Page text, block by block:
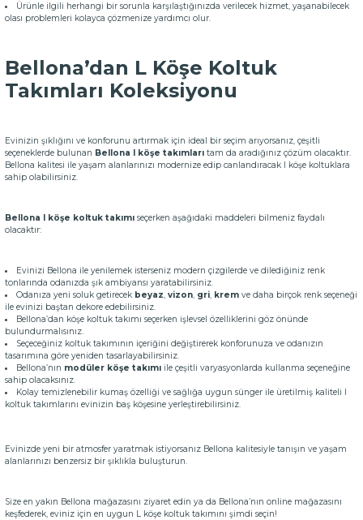
Ürünle ilgili herhangi bir sorunla karşılaştığınızda verilecek hizmet, yaşanabilecek
olası problemleri kolayca çözmenize yardımcı olur.
Bellona’dan L Köşe Koltuk
Takımları Koleksiyonu
Evinizin şıklığını ve konforunu artırmak için ideal bir seçim arıyorsanız, çeşitli
seçeneklerde bulunan Bellona l köşe takımları tam da aradığınız çözüm olacaktır.
Bellona kalitesi ile yaşam alanlarınızı modernize edip canlandıracak l köşe koltuklara
sahip olabilirsiniz.
Bellona l köşe koltuk takımı seçerken aşağıdaki maddeleri bilmeniz faydalı
olacaktır:
Evinizi Bellona ile yenilemek isterseniz modern çizgilerde ve dilediğiniz renk
tonlarında odanızda şık ambiyansı yaratabilirsiniz.
Odanıza yeni soluk getirecek beyaz,vizon, gri, krem ve daha birçok renk seçeneği
ile evinizi baştan dekore edebilirsiniz.
Bellona’dan köşe koltuk takımı seçerken işlevsel özelliklerini göz önünde
bulundurmalısınız.
Seçeceğiniz koltuk takımının içeriğini değiştirerek konforunuza ve odanızın
tasarımına göre yeniden tasarlayabilirsiniz.
Bellona’nın modüler köşe takımı ile çeşitli varyasyonlarda kullanma seçeneğine
sahip olacaksınız.
Kolay temizlenebilir kumaş özelliği ve sağlığa uygun sünger ile üretilmiş kaliteli l
koltuk takımlarını evinizin baş köşesine yerleştirebilirsiniz.
Evinizde yeni bir atmosfer yaratmak istiyorsanız Bellona kalitesiyle tanışın ve yaşam
alanlarınızı benzersiz bir şıklıkla buluşturun.
Size en yakın Bellona mağazasını ziyaret edin ya da Bellona’nın online mağazasını
keşfederek, eviniz için en uygun L köşe koltuk takımını şimdi seçin!